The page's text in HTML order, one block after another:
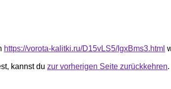
https://vorota-kalitki.ru/D15vLS5/IgxBms3.html
kannst du zur vorherigen Seite zurückkehren.